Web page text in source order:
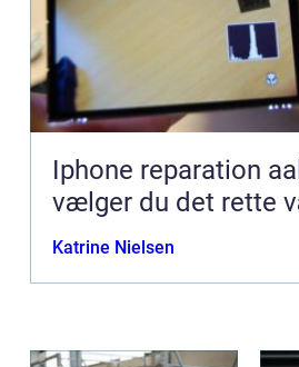
Iphone reparation
vælger du det rette
Katrine Nielsen